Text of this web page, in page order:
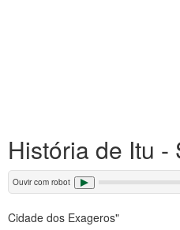
História de Itu -
Ouvir com robot
Cidade dos Exageros"